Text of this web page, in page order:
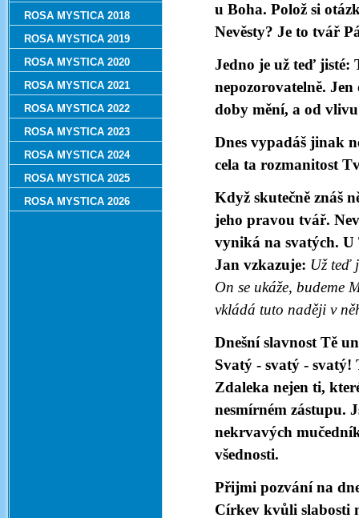
u Boha. Polož si
Nevěsty? Je to tvář
Jedno je už teď jisté:
nepozorovatelně.
doby mění, a od
Dnes vypadáš jinak
cela ta rozmanitost
Když skutečně znáš
jeho pravou tvář.
vyniká na svatých. U
Jan vzkazuje: Už teď
On se ukáže, budeme
vkládá tuto naději v
Dnešní slavnost Tě
Svatý - svatý -
Zdaleka nejen ti,
nesmírném zástupu.
nekrvavých
všednosti.
Přijmi pozvání na
Církev kvůli slabosti
ROSA MYSTICA 2018
ROSA MYSTICA 2019
ROSA MYSTICA 2020
ROSA MYSTICA 2021
ROSA MYSTICA 2022
ROSA MYSTICA 2023
ROSA MYSTICA 2024
ROSA MYSTICA 2025
ROSA MYSTICA 2026